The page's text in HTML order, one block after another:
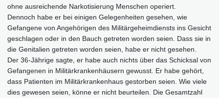
ohne ausreichende Narkotisierung Menschen operiert.
Dennoch habe er bei einigen Gelegenheiten gesehen, wie
Gefangene von Angehörigen des Militärgeheimdiensts ins Gesicht
geschlagen oder in den Bauch getreten worden seien. Dass sie in
die Genitalien getreten worden seien, habe er nicht gesehen.
Der 36-Jährige sagte, er habe auch nichts über das Schicksal von
Gefangenen in Militärkrankenhäusern gewusst. Er habe gehört,
dass Patienten im Militärkrankenhaus gestorben seien. Wie viele
dies gewesen seien, könne er nicht beurteilen. Die Gesamtzahl